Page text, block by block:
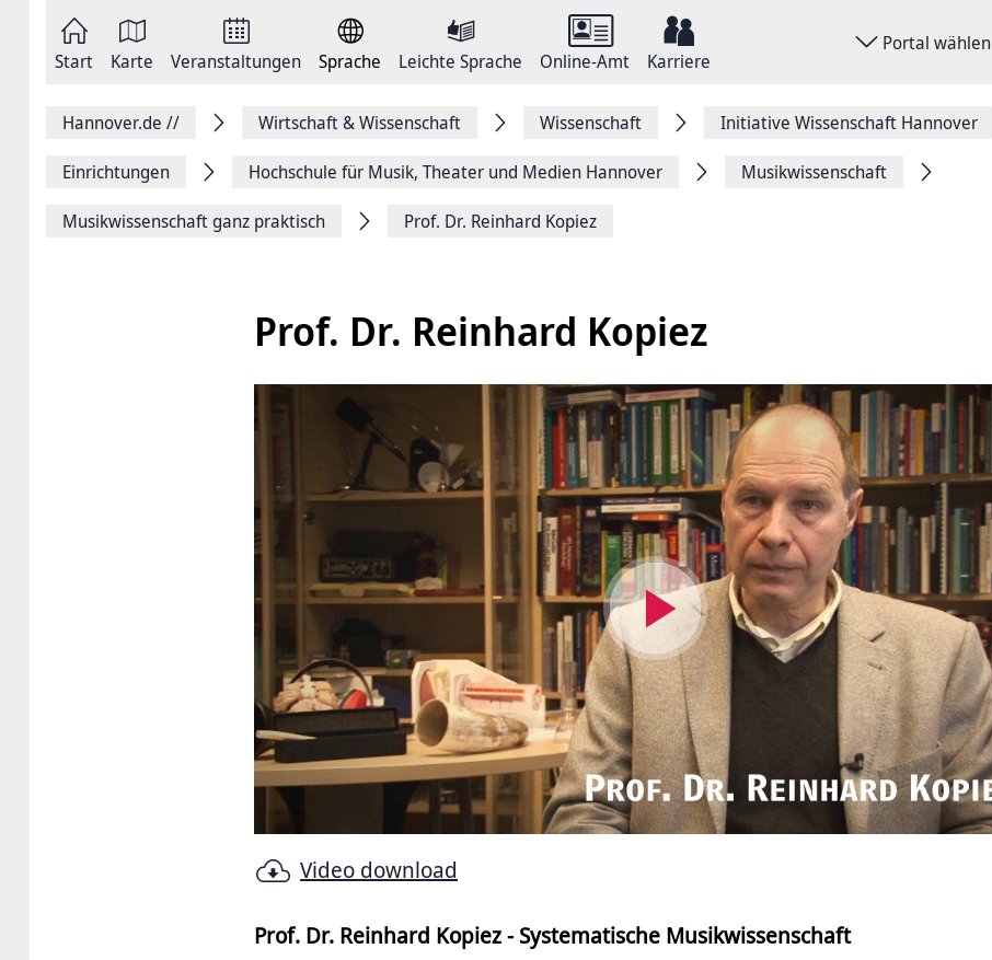
springen
Start Karte Veranstaltungen Sprache Leichte Sprache Online-Amt Karriere
Portal wählen
FacebookHannover.de // Wirtschaft & Wissenschaft Wissenschaft Initiative Wissenschaft Hannover
Einrichtungen Hochschule für ­Musik, Theater und ­Medien Hannover Musikwissenschaft
Musikwissenschaft ganz praktisch Prof. Dr. Reinhard Kopiez
Prof. Dr. Reinhard Kopiez
Video
abspielen
Video download
Prof. Dr. Reinhard Kopiez - Systematische Musikwissenschaft